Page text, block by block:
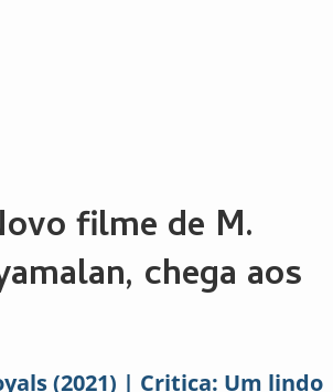
filme de M.
chega aos
(2021) | Critica: Um lindo